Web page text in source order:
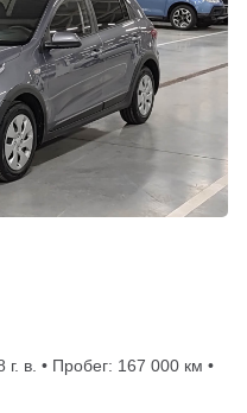
в. • Пробег: 167 000 км •